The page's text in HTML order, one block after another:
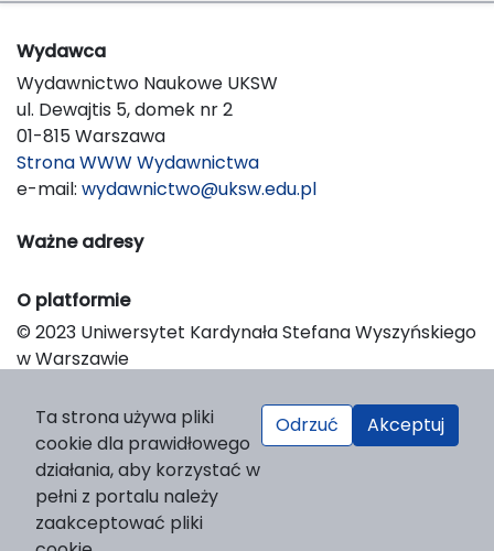
Wydawca
Wydawnictwo Naukowe UKSW
ul. Dewajtis 5, domek nr 2
01-815 Warszawa
Strona WWW Wydawnictwa
e-mail: wydawnictwo@uksw.edu.pl
Ważne adresy
O platformie
© 2023 Uniwersytet Kardynała Stefana Wyszyńskiego
w Warszawie
Platform & Workflow by OJS/PKP
Ta strona używa pliki
cookie dla prawidłowego
działania, aby korzystać w
pełni z portalu należy
zaakceptować pliki
Odrzuć Akceptuj